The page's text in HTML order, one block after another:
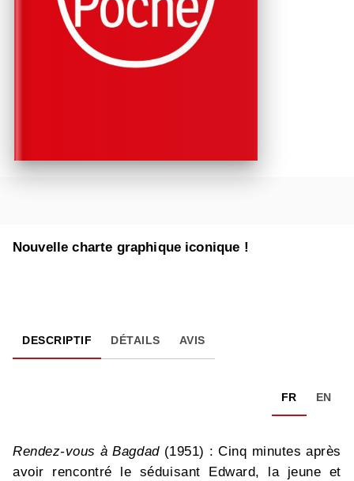
Nouvelle charte graphique iconique !
DESCRIPTIF DÉTAILS AVIS
FR EN
Rendez-vous à Bagdad(1951) : Cinq minutes après
avoir rencontré le séduisant Edward, la jeune et